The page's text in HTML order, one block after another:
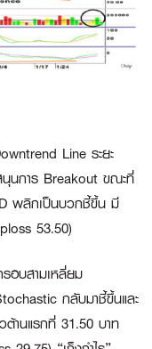
Line ระยะ
นการ Breakout ขณะที่
พลิกเป็นบวกชี้ขึ้น มี
53.50)
อบสามเหลี่ยม
กลับมาชี้ขึ้นและ
านแรกที่ 31.50 บาท